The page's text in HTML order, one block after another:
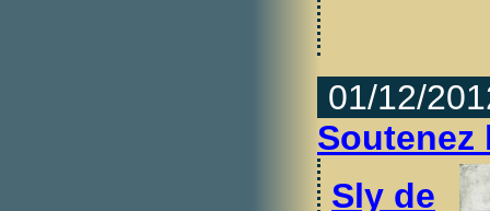
01/12/
Soutenez
Sly de